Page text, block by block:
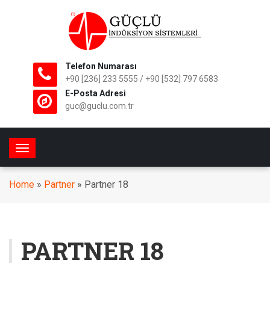
Telefon Numarası
+90 [236] 233 5555 / +90 [532] 797 6583
E-Posta Adresi
guc@guclu.com.tr
Toggle navigation
Home » Partner » Partner 18
PARTNER 18